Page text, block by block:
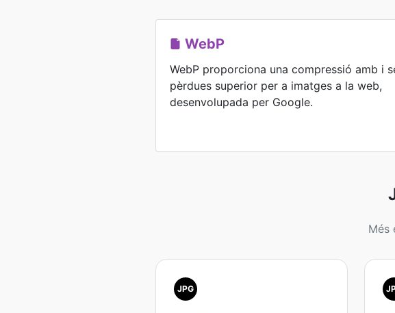
WebP
WebP proporciona una compressió amb i
pèrdues superior per a imatges a la web,
desenvolupada per Google.
Més
JPG